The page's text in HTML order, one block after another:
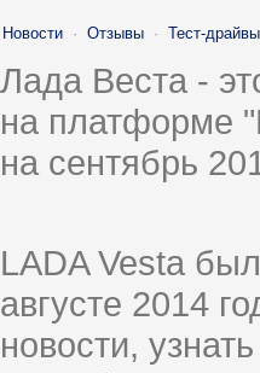
Новости · Отзывы · Тест-драйвы
Лада Веста -
на платформе
на сентябрь
LADA Vesta
августе 2014
новости,